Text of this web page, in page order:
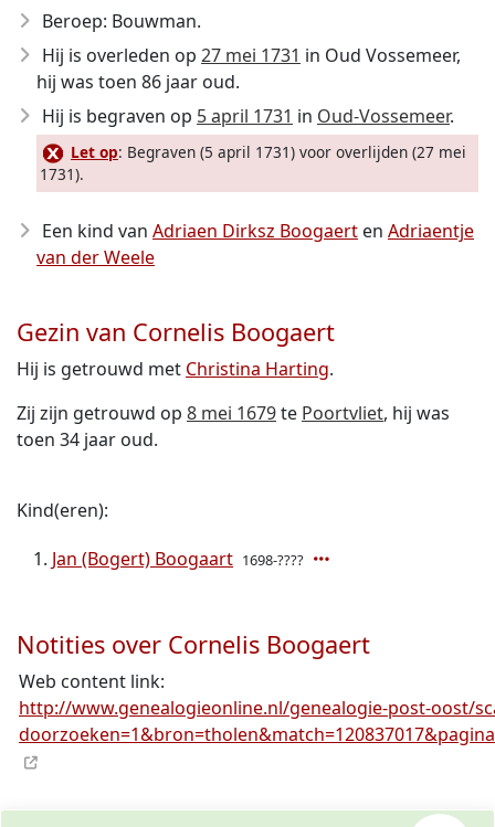
Beroep: Bouwman.
Hij is overleden op 27 mei 1731 in Oud Vossemeer,
hij was toen 86 jaar oud.
Hij is begraven op 5 april 1731 in Oud-Vossemeer.
Let op: Begraven (5 april 1731) voor overlijden (27 mei
1731).
Een kind van Adriaen Dirksz Boogaert en Adriaentje
van der Weele
Gezin van Cornelis Boogaert
Hij is getrouwd met Christina Harting.
Zij zijn getrouwd op 8 mei 1679te Poortvliet, hij was
toen 34 jaar oud.
Kind(eren):
Jan (Bogert) Boogaart 1698-????
Notities over Cornelis Boogaert
Web content link:
http://www.genealogieonline.nl/genealogie-post-oost/